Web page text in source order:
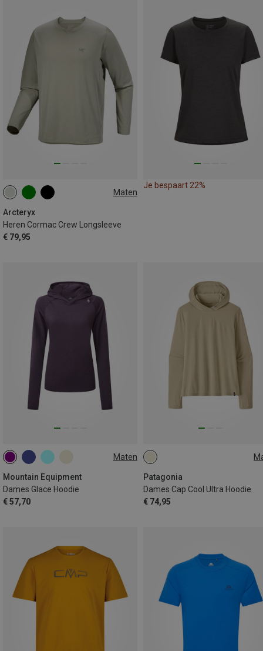
Maten
Arcteryx
Heren Cormac Crew Longsleeve
€ 79,95
L XL XXL
Je bespaart 22%
Maten
Mountain Equipment
Dames Glace Hoodie
€ 57,70
XS S M
Patagonia
Dames Cap Cool Ultra Hoodie
€ 74,95
XS